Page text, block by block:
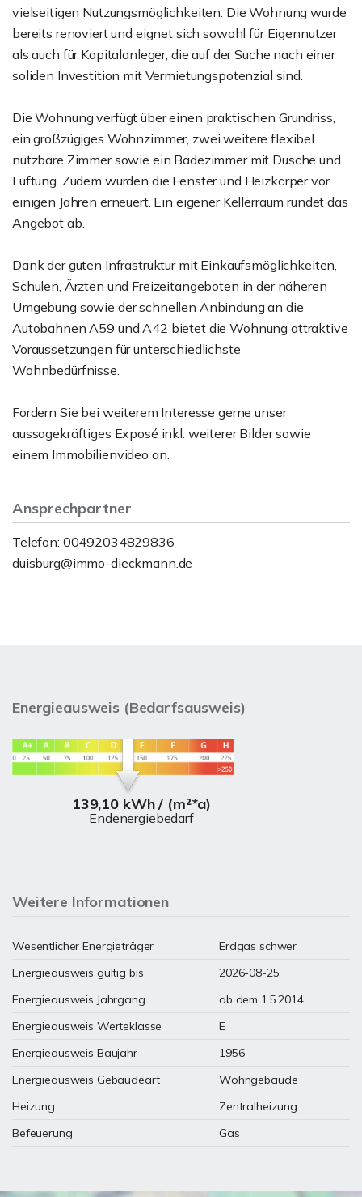
vielseitigen Nutzungsmöglichkeiten. Die Wohnung wurde
bereits renoviert und eignet sich sowohl für Eigennutzer
als auch für Kapitalanleger, die auf der Suche nach einer
soliden Investition mit Vermietungspotenzial sind.
Die Wohnung verfügt über einen praktischen Grundriss,
ein großzügiges Wohnzimmer, zwei weitere flexibel
nutzbare Zimmer sowie ein Badezimmer mit Dusche und
Lüftung. Zudem wurden die Fenster und Heizkörper vor
einigen Jahren erneuert. Ein eigener Kellerraum rundet das
Angebot ab.
Dank der guten Infrastruktur mit Einkaufsmöglichkeiten,
Schulen, Ärzten und Freizeitangeboten in der näheren
Umgebung sowie der schnellen Anbindung an die
Autobahnen A59 und A42 bietet die Wohnung attraktive
Voraussetzungen für unterschiedlichste
Wohnbedürfnisse.
Fordern Sie bei weiterem Interesse gerne unser
aussagekräftiges Exposé inkl. weiterer Bilder sowie
einem Immobilienvideo an.
Ansprechpartner
Telefon: 00492034829836
duisburg@immo-dieckmann.de
Energieausweis (Bedarfsausweis)
139,10 kWh / (m²*a)
Endenergiebedarf
Weitere Informationen
Wesentlicher Energieträger
Erdgas schwer
Energieausweis gültig bis
2026-08-25
Energieausweis Jahrgang
ab dem 1.5.2014
Energieausweis Werteklasse
E
Energieausweis Baujahr
1956
Energieausweis Gebäudeart
Wohngebäude
Heizung
Zentralheizung
Befeuerung
Gas